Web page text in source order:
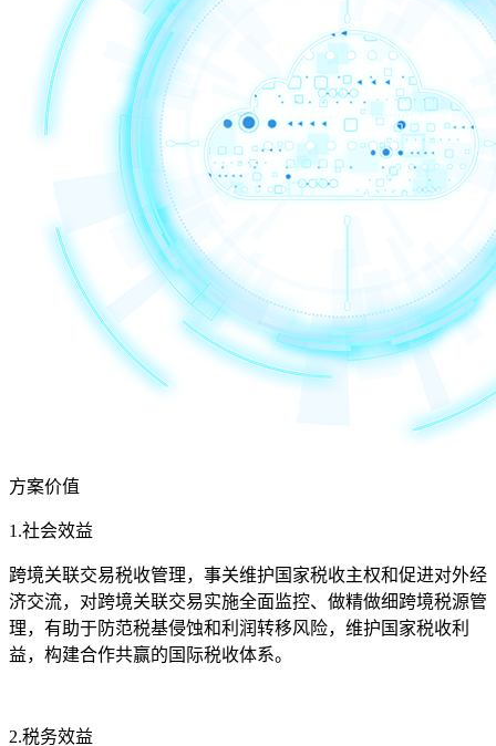
方案价值
1.社会效益
跨境关联交易税收管理，事关维护国家税收主权和促进对外经
济交流，对跨境关联交易实施全面监控、做精做细跨境税源管
理，有助于防范税基侵蚀和利润转移风险，维护国家税收利
益，构建合作共赢的国际税收体系。
2.税务效益